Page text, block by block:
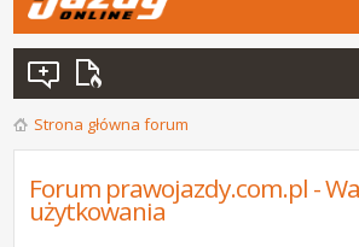
Strona główna forum
Forum prawojazdy.com.pl -
użytkowania